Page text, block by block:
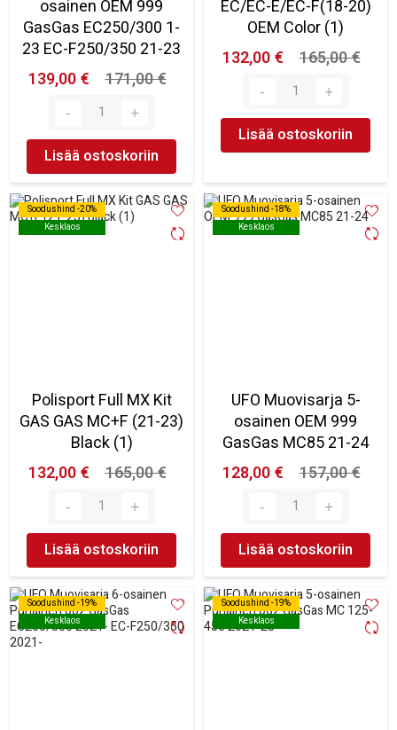
osainen OEM 999
GasGas EC250/300 1-
23 EC-F250/350 21-23
139,00 €
171,00 €
Lisää ostoskoriin
EC/EC-E/EC-F(18-20)
OEM Color (1)
132,00 €
165,00 €
Lisää ostoskoriin
Soodushind -20%
Kesklaos
Soodushind -20%
Kesklaos
Polisport Full MX Kit
GAS GAS MC+F (21-23)
Black (1)
132,00 €
165,00 €
Lisää ostoskoriin
Soodushind -18%
Kesklaos
Soodushind -18%
Kesklaos
UFO Muovisarja 5-
osainen OEM 999
GasGas MC85 21-24
128,00 €
157,00 €
Lisää ostoskoriin
Soodushind -19%
Kesklaos
Soodushind -19%
Kesklaos
Soodushind -19%
Kesklaos
Soodushind -19%
Kesklaos